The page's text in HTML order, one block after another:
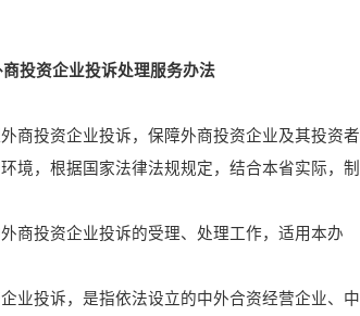
商投资企业投诉处理服务办法
投资企业投诉，保障外商投资企业及其投资者
境，根据国家法律法规规定，结合本省实际，制
投资企业投诉的受理、处理工作，适用本办
投诉，是指依法设立的中外合资经营企业、中